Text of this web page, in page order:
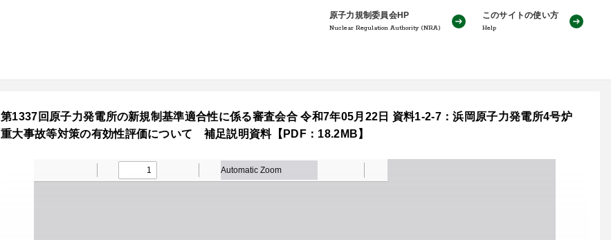
原子力規制委員会HP
Nuclear Regulation Authority (NRA)
このサイトの使い方
Help
第1337回原子力発電所の新規制基準適合性に係る審査会合 令和7年05月22日 資料1-2-7：浜岡原子力発電所4号炉
重大事故等対策の有効性評価について 補足説明資料【PDF：18.2MB】